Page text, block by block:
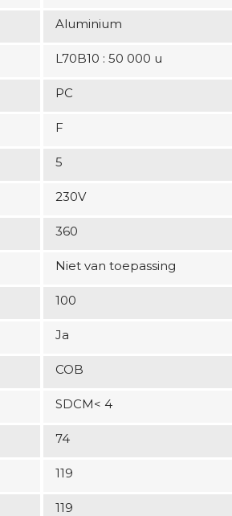
Aluminium
L70B10 : 50 000 u
PC
F
5
230V
360
Niet van toepassing
100
Ja
COB
SDCM< 4
74
119
119